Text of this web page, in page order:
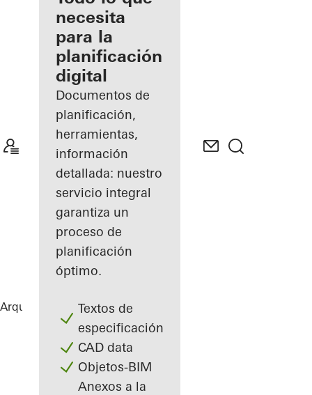
registrado
Descubre
mi área
de
trabajo
necesita
para la
planificación
digital
Documentos de
planificación,
herramientas,
información
detallada: nuestro
servicio integral
garantiza un
proceso de
planificación
óptimo.
Textos de
especificación
CAD data
Objetos-BIM
Anexos a la
Arquitectos ReferenciasHighlights